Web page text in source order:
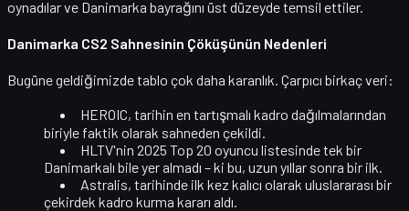
oynadılar ve Danimarka bayrağını üst düzeyde temsil ettiler.
Danimarka CS2 Sahnesinin Çöküşünün Nedenleri
Bugüne geldiğimizde tablo çok daha karanlık. Çarpıcı birkaç veri:
HEROIC, tarihin en tartışmalı kadro dağılmalarından
biriyle faktik olarak sahneden çekildi.
HLTV'nin 2025 Top 20 oyuncu listesindetek bir
Danimarkalı bile yer almadı – ki bu, uzun yıllar sonra bir ilk.
Astralis, tarihinde ilk kez kalıcı olarak uluslararası bir
çekirdek kadro kurma kararı aldı.